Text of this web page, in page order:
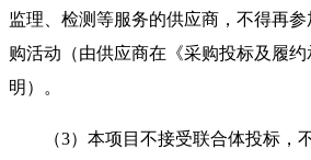
监理、检测等服务的供应商，不得再
购活动（由供应商在《采购投标及履
明）。
（3）本项目不接受联合体投标，